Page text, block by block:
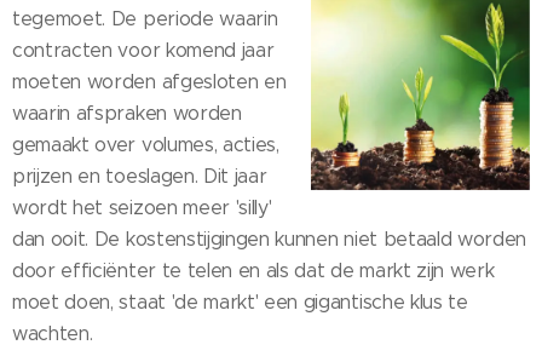
tegemoet. De periode waarin
contracten voor komend jaar
moeten worden afgesloten en
waarin afspraken worden
gemaakt over volumes, acties,
prijzen en toeslagen. Dit jaar
wordt het seizoen meer 'silly'
dan ooit. De kostenstijgingen kunnen niet betaald worden
door efficiënter te telen en als dat de markt zijn werk
moet doen, staat 'de markt' een gigantische klus te
wachten.